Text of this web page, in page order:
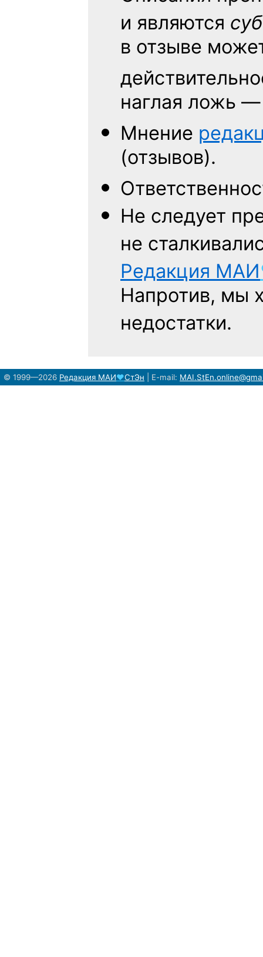
и являются
в отзыве
наглая ложь
Мнение
(отзывов).
Не следует
не
Редакция МАИ
Напротив, мы
недостатки.
© 1999—2026 Редакция МАИ♥СтЭн E-mail: